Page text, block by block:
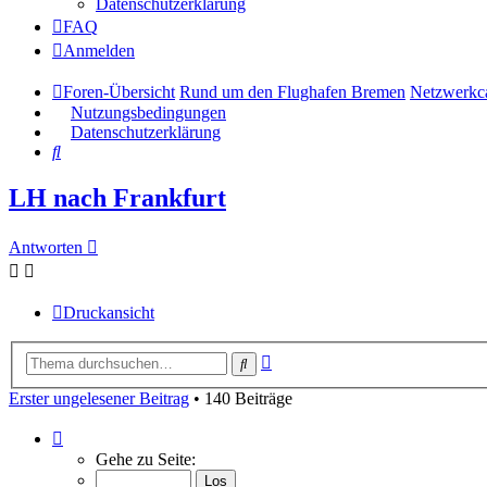
Datenschutzerklärung
FAQ
Anmelden
Foren-Übersicht Rund um den Flughafen Bremen
Nutzungsbedingungen
Datenschutzerklärung
Suche
LH nach Frankfurt
Antworten
Druckansicht
Suche
Erster ungelesener Beitrag • 140 Beiträge
von
Gehe zu Seite: